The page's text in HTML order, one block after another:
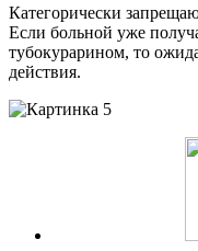
Категорически
Если больной уже
тубокурарином, то
действия.